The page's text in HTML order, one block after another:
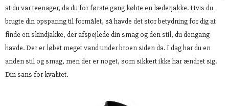
at du var teenager, da du for første gang købte en læderjakke. Hvis du
brugte din opsparing til formålet, så havde det stor betydning for dig at
finde en skindjakke, der afspejlede din smag og den stil, du dengang
havde. Der er løbet meget vand under broen siden da. I dag har du en
anden stil og smag, men der er noget, som sikkert ikke har ændret sig.
Din sans for kvalitet.